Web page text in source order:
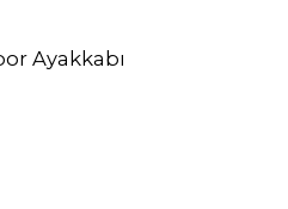
Ayakkabı